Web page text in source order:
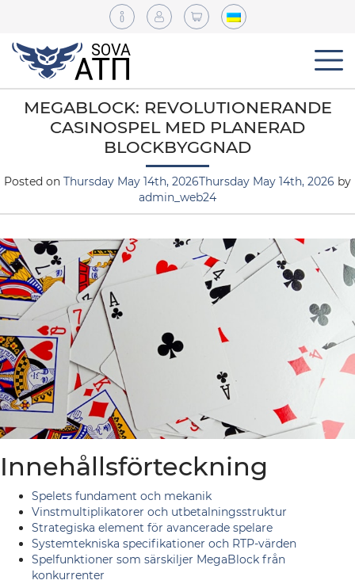
MEGABLOCK: REVOLUTIONERANDE
CASINOSPEL MED PLANERAD
BLOCKBYGGNAD
Posted on Thursday May 14th, 2026Thursday May 14th, 2026 by
admin_web24
Innehållsförteckning
Spelets fundament och mekanik
Vinstmultiplikatorer och utbetalningsstruktur
Strategiska element för avancerade spelare
Systemtekniska specifikationer och RTP-värden
Spelfunktioner som särskiljer MegaBlock från
konkurrenter